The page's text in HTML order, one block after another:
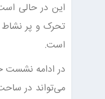
این در حالی
تحرک و پر نشاط
است.
در ادامه نشست
می‌تواند در